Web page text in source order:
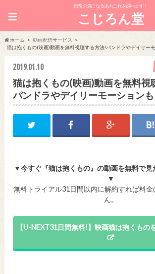
日常の気になるあれこれを調べます！
こじろん堂
≡
ホーム
動画配信サービス
猫は抱くもの(映画)動画を無料視聴する方法!パンドラやデイリー
2019.01.10
猫は抱くもの(映画)動画を無料視
パンドラやデイリーモーションも
▼今すぐ『猫は抱くもの』の動画を無料で見
▼
無料トライアル31日間以内に解約すれば料
ん。
【U-NEXT31日間無料!】映画猫は抱くもの